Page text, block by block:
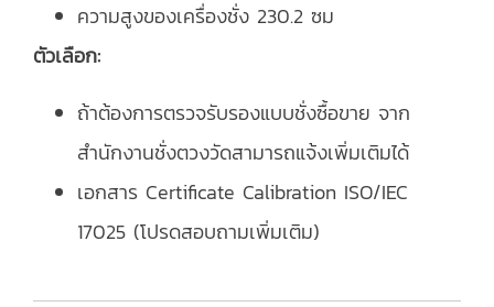
ความสูงของเครื่องชั่ง 230.2 ซม
ตัวเลือก:
ถ้าต้องการตรวจรับรองแบบชั่งซื้อขาย จาก
สำนักงานชั่งตวงวัดสามารถแจ้งเพิ่มเติมได้
เอกสาร Certificate Calibration ISO/IEC
17025 (โปรดสอบถามเพิ่มเติม)